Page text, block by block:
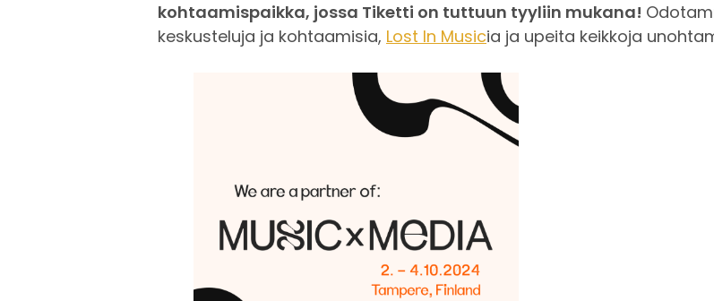
kohtaamispaikka, jossa Tiketti on tuttuun tyyliin mukana!
keskusteluja ja kohtaamisia, Lost In Musicia ja upeita keikkoja